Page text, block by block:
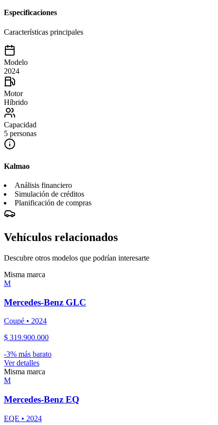
Especificaciones
Características principales
Modelo
2024
Motor
Híbrido
Capacidad
5 personas
Kalmao
Análisis financiero
Simulación de créditos
Planificación de compras
Vehículos relacionados
Descubre otros modelos que podrían interesarte
Misma marca
M
Mercedes-Benz GLC
Coupé • 2024
$ 319.900.000
-3% más barato
Ver detalles
Misma marca
M
Mercedes-Benz EQ
EQE • 2024